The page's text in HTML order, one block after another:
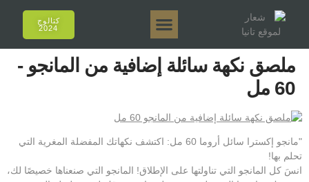
كتالوج
2024
ملصق نكهة سائلة إضافية من المانجو -
60 مل
"مانجو إكسترا سائل أروما 60 مل: اكتشف نكهاتك المفضلة المغرية التي
تحلم بها!
انسَ كل المانجو التي تناولتها على الإطلاق! المانجو التي صنعناها خصيصًا لك،